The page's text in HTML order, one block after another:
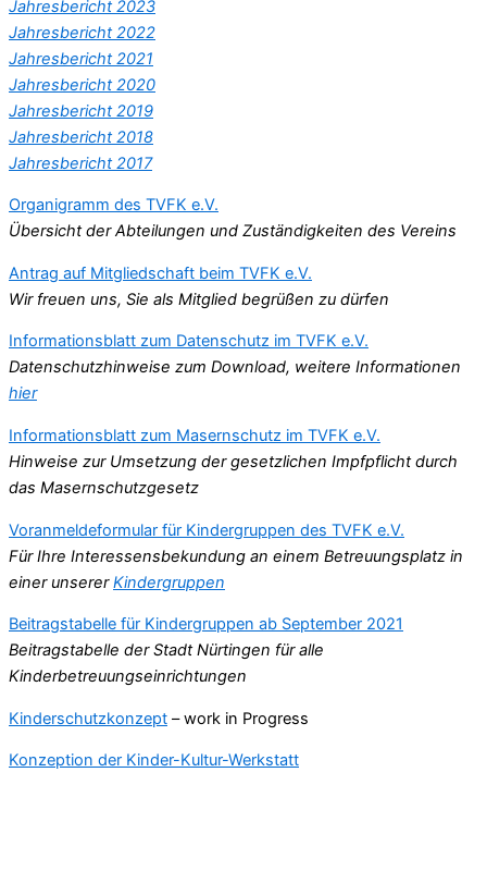
Jahresbericht 2023
Jahresbericht 2022
Jahresbericht 2021
Jahresbericht 2020
Jahresbericht 2019
Jahresbericht 2018
Jahresbericht 2017
Organigramm des TVFK e.V.
Übersicht der Abteilungen und Zuständigkeiten des Vereins
Antrag auf Mitgliedschaft beim TVFK e.V.
Wir freuen uns, Sie als Mitglied begrüßen zu dürfen
Informationsblatt zum Datenschutz im TVFK e.V.
Datenschutzhinweise zum Download, weitere Informationen
hier
Informationsblatt zum Masernschutz im TVFK e.V.
Hinweise zur Umsetzung der gesetzlichen Impfpflicht durch
das Masernschutzgesetz
Voranmeldeformular für Kindergruppen des TVFK e.V.
Für Ihre Interessensbekundung an einem Betreuungsplatz in
einer unsererKindergruppen
Beitragstabelle für Kindergruppen ab September 2021
Beitragstabelle der Stadt Nürtingen für alle
Kinderbetreuungseinrichtungen
Kinderschutzkonzept – work in Progress
Konzeption der Kinder-Kultur-Werkstatt